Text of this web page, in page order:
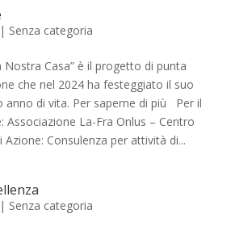
| Senza categoria
Nostra Casa” è il progetto di punta
che nel 2024 ha festeggiato il suo
anno di vita. Per saperne di più Per il
Associazione La-Fra Onlus – Centro
Azione: Consulenza per attività di...
| Senza categoria